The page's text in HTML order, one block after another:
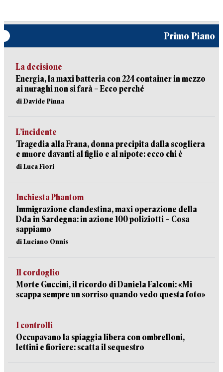
Primo Piano
La decisione
Energia, la maxi batteria con 224 container in mezzo
ai nuraghi non si farà – Ecco perché
di Davide Pinna
L’incidente
Tragedia alla Frana, donna precipita dalla scogliera
e muore davanti al figlio e al nipote: ecco chi è
di Luca Fiori
Inchiesta Phantom
Immigrazione clandestina, maxi operazione della
Dda in Sardegna: in azione 100 poliziotti – Cosa
sappiamo
di Luciano Onnis
Il cordoglio
Morte Guccini, il ricordo di Daniela Falconi: «Mi
scappa sempre un sorriso quando vedo questa foto»
I controlli
Occupavano la spiaggia libera con ombrelloni,
lettini e fioriere: scatta il sequestro